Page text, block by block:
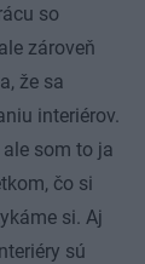
so
zároveň
že sa
interiérov.
som to ja
čo si
si. Aj
sú